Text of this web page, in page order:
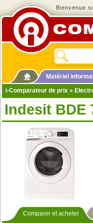
Bienvenue
Matériel
i-Comparateur de prix »
Indesit BDE
Comparer et acheter